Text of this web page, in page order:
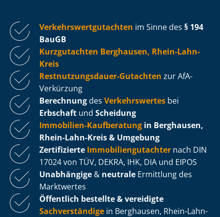
Ver­kehrs­wert­gut­ach­ten im Sinne des § 194
BauGB
Kurzgutachten Berghausen, Rhein-Lahn-
Kreis
Rest­nut­zungs­dau­er-Gutachten zur AfA-
Verkürzung
Berechnung des Verkehrswertes bei
Erbschaft und Scheidung
Immobilien-Kaufberatung in Berghausen,
Rhein-Lahn-Kreis & Umgebung
Zertifizierte Im­mo­bi­li­en­gut­ach­ter nach DIN
17024 von TÜV, DEKRA, IHK, DIA und EIPOS
Unabhängige & neutrale Ermittlung des
Marktwertes
Öffentlich bestellte & vereidigte
Sachverständige in Berghausen, Rhein-Lahn-